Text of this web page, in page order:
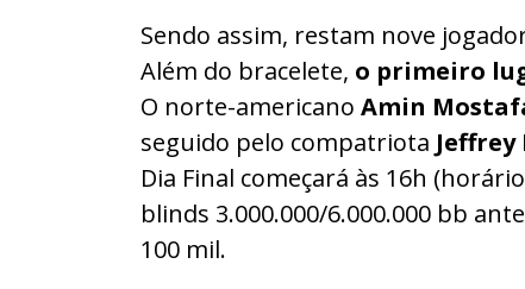
Sendo assim, restam nove
Além do bracelete, o primeiro
O norte-americano Amin
seguido pelo compatriota Jeffrey
Dia Final começará às 16h
blinds 3.000.000/6.000.000 bb
100 mil.